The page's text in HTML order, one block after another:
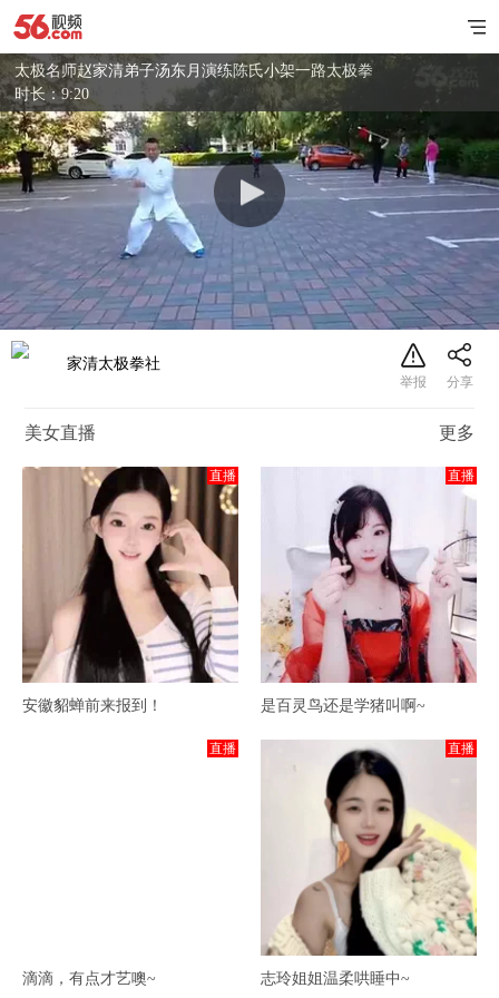
太极名师赵家清弟子汤东月演练陈氏小架一路太极拳
时长：9:20
家清太极拳社
美女直播 更多
直播
安徽貂蝉前来报到！
直播
是百灵鸟还是学猪叫啊~
直播
滴滴，有点才艺噢~
直播
志玲姐姐温柔哄睡中~